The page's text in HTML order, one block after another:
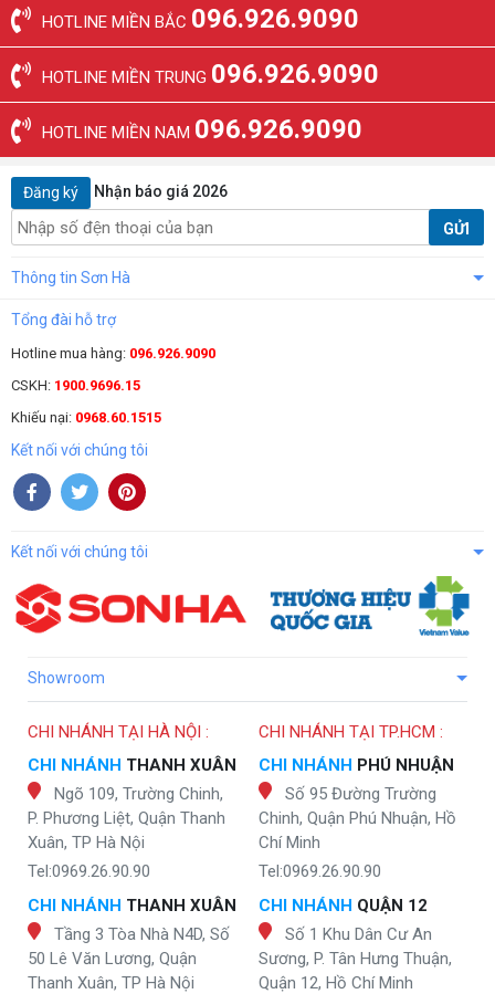
HOTLINE MIỀN BẮC 096.926.9090
HOTLINE MIỀN TRUNG 096.926.9090
HOTLINE MIỀN NAM 096.926.9090
Đăng ký Nhận báo giá 2026
GỬI
Thông tin Sơn Hà
Tổng đài hỗ trợ
Hotline mua hàng: 096.926.9090
CSKH: 1900.9696.15
Khiếu nại: 0968.60.1515
Kết nối với chúng tôi
Kết nối với chúng tôi
Showroom
CHI NHÁNH TẠI HÀ NỘI :
CHI NHÁNH THANH XUÂN
Ngõ 109, Trường Chinh,
P. Phương Liệt, Quận Thanh
Xuân, TP Hà Nội
Tel:0969.26.90.90
CHI NHÁNH THANH XUÂN
Tầng 3 Tòa Nhà N4D, Số
50 Lê Văn Lương, Quận
Thanh Xuân, TP Hà Nội
CHI NHÁNH TẠI TP.HCM :
CHI NHÁNH PHÚ NHUẬN
Số 95 Đường Trường
Chinh, Quận Phú Nhuận, Hồ
Chí Minh
Tel:0969.26.90.90
CHI NHÁNH QUẬN 12
Số 1 Khu Dân Cư An
Sương, P. Tân Hưng Thuận,
Quận 12, Hồ Chí Minh